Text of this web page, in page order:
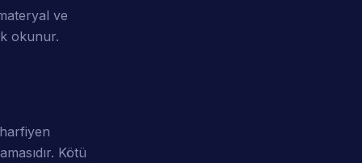
ve
okunur.
Kötü